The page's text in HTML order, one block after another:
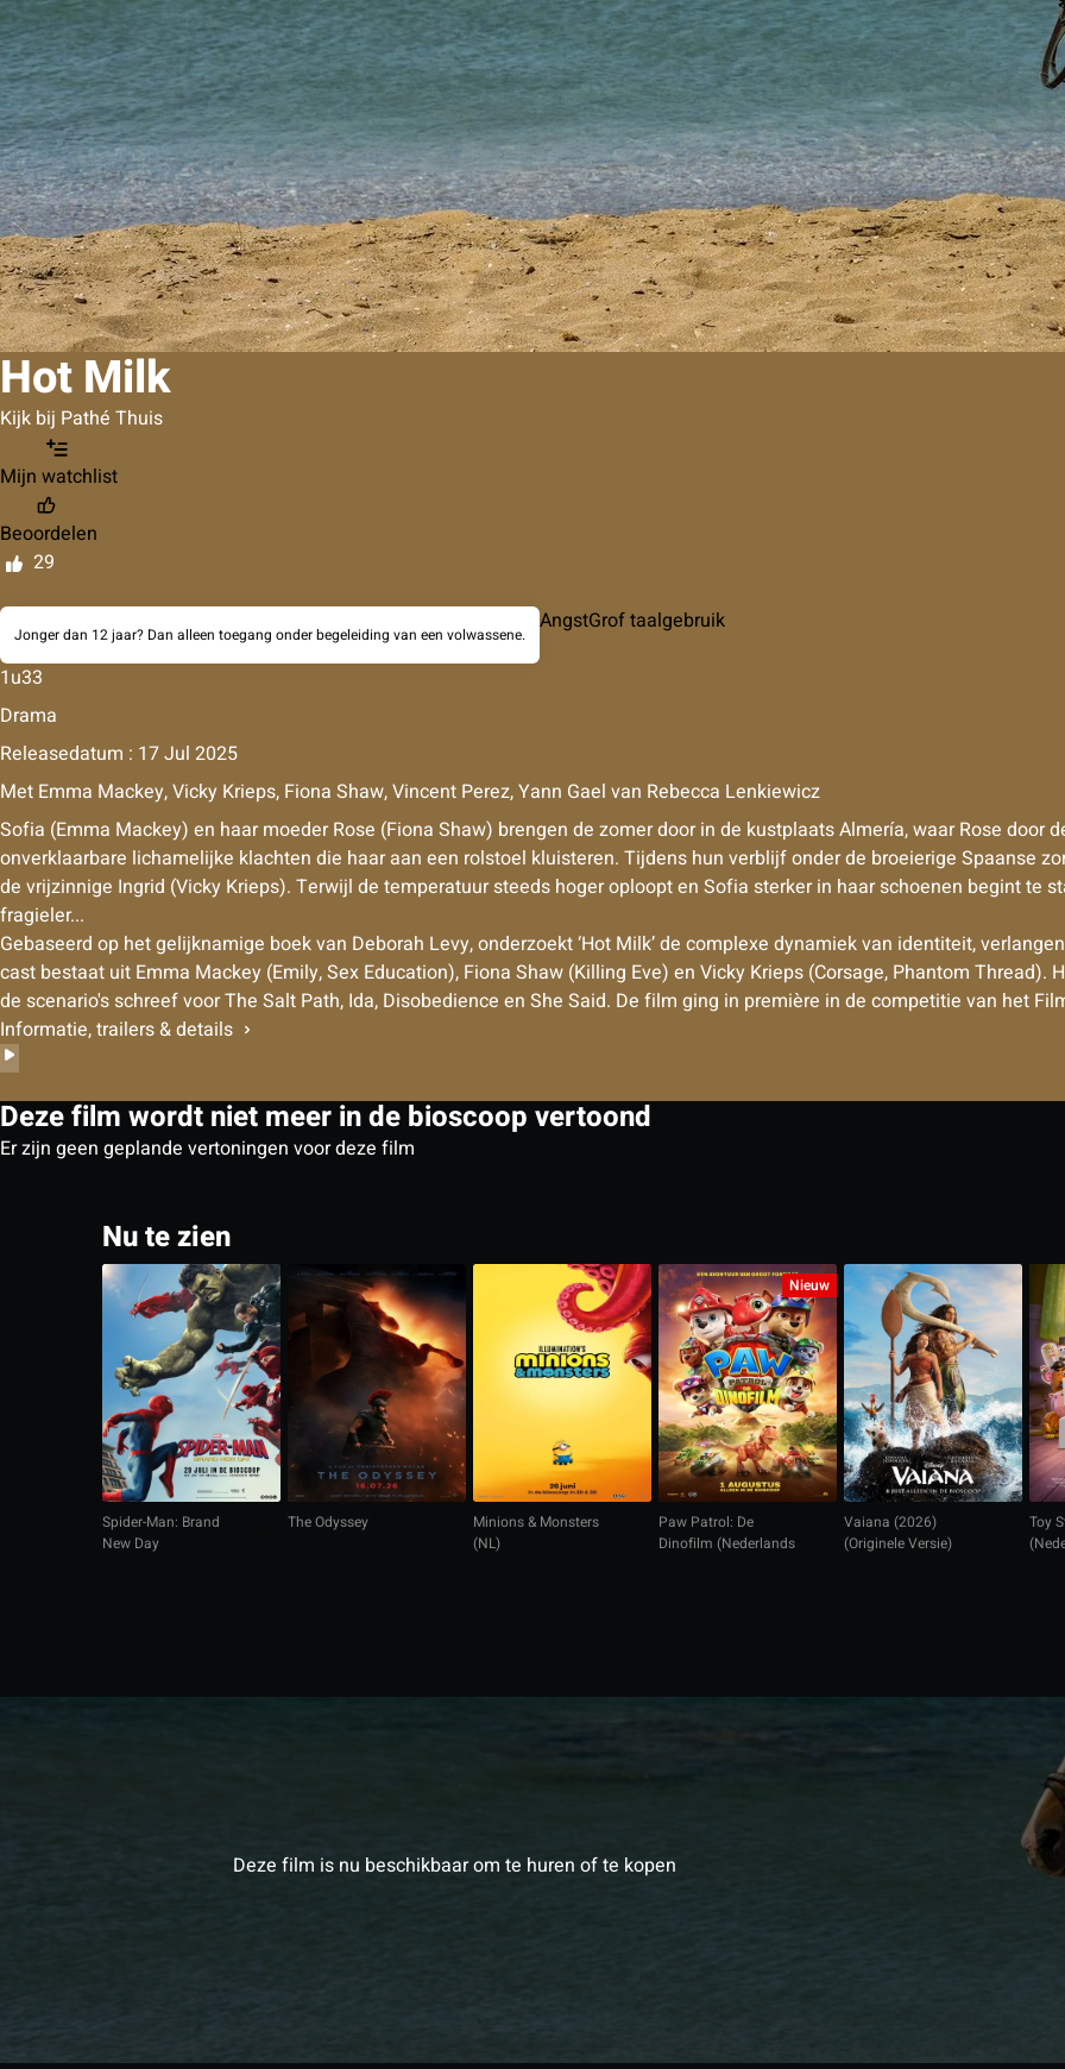
Hot Milk
Kijk bij Pathé Thuis
Mijn watchlist
Beoordelen
29
Jonger dan 12 jaar? Dan alleen toegang onder begeleiding van een volwassene. AngstGrof taalgebruik
1u33
Drama
Releasedatum : 17 Jul 2025
Met Emma Mackey, Vicky Krieps, Fiona Shaw, Vincent Perez, Yann Gael van Rebecca Lenkiewicz
Sofia (Emma Mackey) en haar moeder Rose (Fiona Shaw) brengen de zomer door in de kustplaats Almería, waar Rose door
onverklaarbare lichamelijke klachten die haar aan een rolstoel kluisteren. Tijdens hun verblijf onder de broeierige Spaanse
de vrijzinnige Ingrid (Vicky Krieps). Terwijl de temperatuur steeds hoger oploopt en Sofia sterker in haar schoenen begint te
fragieler...
Gebaseerd op het gelijknamige boek van Deborah Levy, onderzoekt ‘Hot Milk’ de complexe dynamiek van identiteit,
cast bestaat uit Emma Mackey (Emily, Sex Education), Fiona Shaw (Killing Eve) en Vicky Krieps (Corsage, Phantom
de scenario's schreef voor The Salt Path, Ida, Disobedience en She Said. De film ging in première in de competitie van het
Informatie, trailers & details
Deze film wordt niet meer in de bioscoop vertoond
Er zijn geen geplande vertoningen voor deze film
Nu te zien
Spider-Man: Brand
New Day
The Odyssey
Minions & Monsters
(NL)
Paw Patrol: De
Dinofilm (Nederlands
Nieuw
Vaiana (2026)
(Originele Versie)
Toy
Deze film is nu beschikbaar om te huren of te kopen